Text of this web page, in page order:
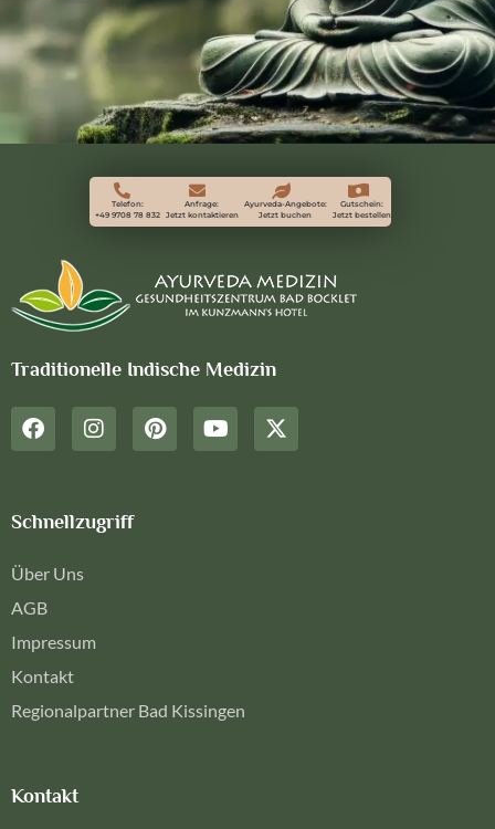
Telefon:
+49 9708 78 832
Anfrage:
Jetzt kontaktieren
Ayurveda-Angebote:
Jetzt buchen
Gutschein:
Jetzt bestellen
Traditionelle Indische Medizin
Schnellzugriff
Über Uns
AGB
Impressum
Kontakt
Regionalpartner Bad Kissingen
Kontakt